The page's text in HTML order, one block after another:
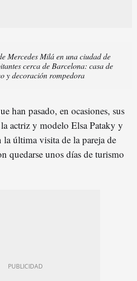
Mercedes Milá en una ciudad de
cerca de Barcelona: casa de
y decoración rompedora
han pasado, en ocasiones, sus
actriz y modelo Elsa Pataky y
última visita de la pareja de
quedarse unos días de turismo